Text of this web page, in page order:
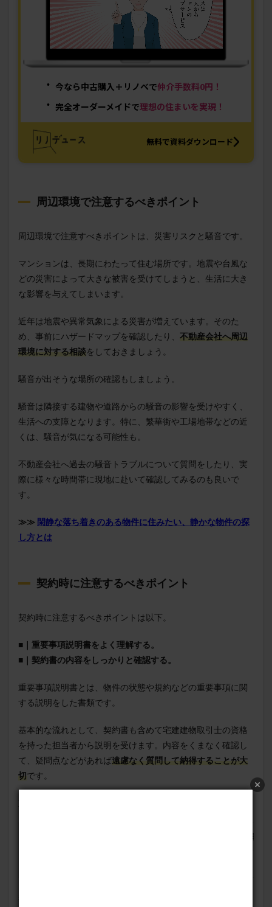
今なら中古購入＋リノベで仲介手数料0円！
完全オーダーメイドで理想の住まいを実現！
無料で資料ダウンロード
周辺環境で注意するべきポイント
周辺環境で注意すべきポイントは、災害リスクと騒音です。
マンションは、長期にわたって住む場所です。地震や台風な
どの災害によって大きな被害を受けてしまうと、生活に大き
な影響を与えてしまいます。
近年は地震や異常気象による災害が増えています。そのた
め、事前にハザードマップを確認したり、 不動産会社へ周辺
環境に対する相談をしておきましょう。
騒音が出そうな場所の確認もしましょう。
騒音は隣接する建物や道路からの騒音の影響を受けやすく、
生活への支障となります。特に、繁華街や工場地帯などの近
くは、騒音が気になる可能性も。
不動産会社へ過去の騒音トラブルについて質問をしたり、実
際に様々な時間帯に現地に赴いて確認してみるのも良いで
す。
≫≫ 閑静な落ち着きのある物件に住みたい、静かな物件の探
し方とは
契約時に注意するべきポイント
契約時に注意するべきポイントは以下。
■｜重要事項説明書をよく理解する。
■｜契約書の内容をしっかりと確認する。
重要事項説明書とは、物件の状態や規約などの重要事項に関
する説明をした書類です。
基本的な流れとして、契約書も含めて宅建建物取引士の資格
を持った担当者から説明を受けます。内容をくまなく確認し
て、疑問点などがあれば遠慮なく質問して納得することが大
切 です。
設備や間取り